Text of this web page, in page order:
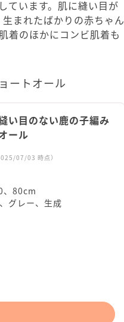
ています。肌に縫い目が
まれたばかりの赤ちゃん
着のほかにコンビ肌着も
ートオール
目のない鹿の子編み
ール
07/03 時点）
、80cm
グレー、生成